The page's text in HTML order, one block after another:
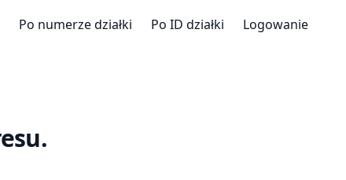
Po numerze działki Po ID działki Logowanie